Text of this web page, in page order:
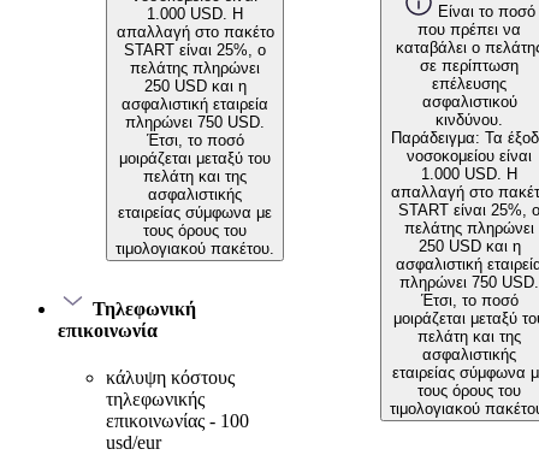
1.000 USD. Η
απαλλαγή στο πακέτο
START είναι 25%, ο
πελάτης πληρώνει
250 USD και η
ασφαλιστική εταιρεία
πληρώνει 750 USD.
Έτσι, το ποσό
μοιράζεται μεταξύ του
πελάτη και της
ασφαλιστικής
εταιρείας σύμφωνα με
τους όρους του
τιμολογιακού πακέτου.
Τηλεφωνική
επικοινωνία
κάλυψη κόστους
τηλεφωνικής
επικοινωνίας - 100
usd/eur
Είναι το ποσό
που πρέπει να
καταβάλει ο
σε περίπτωση
επέλευσης
ασφαλιστικού
κινδύνου.
Παράδειγμα: Τα
νοσοκομείου είναι
1.000 USD. Η
απαλλαγή στο
START είναι 25%, ο
πελάτης πληρώνει
250 USD και η
ασφαλιστική
πληρώνει 750 USD.
Έτσι, το ποσό
μοιράζεται μεταξύ
πελάτη και της
ασφαλιστικής
εταιρείας σύμφωνα
τους όρους του
τιμολογιακού